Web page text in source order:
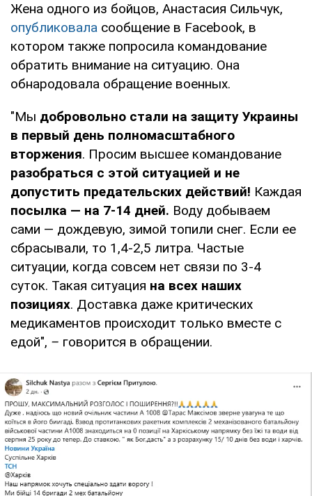
Жена одного из бойцов, Анастасия Сильчук,
опубликовала сообщение в Facebook, в
котором также попросила командование
обратить внимание на ситуацию. Она
обнародовала обращение военных.
"Мы добровольно стали на защиту Украины
в первый день полномасштабного
вторжения. Просим высшее командование
разобраться с этой ситуацией и не
допустить предательских действий! Каждая
посылка — на 7-14 дней. Воду добываем
сами — дождевую, зимой топили снег. Если ее
сбрасывали, то 1,4-2,5 литра. Частые
ситуации, когда совсем нет связи по 3-4
суток. Такая ситуация на всех наших
позициях. Доставка даже критических
медикаментов происходит только вместе с
едой", – говорится в обращении.